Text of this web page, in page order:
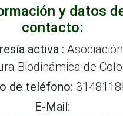
y datos
contacto:
activa :
Biodinámica de
de teléfono:
E-Mail: